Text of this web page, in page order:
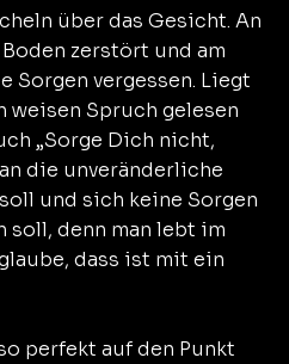
über das Gesicht. An
zerstört und am
Sorgen vergessen. Liegt
weisen Spruch gelesen
„Sorge Dich nicht,
die unveränderliche
und sich keine Sorgen
soll, denn man lebt im
dass ist mit ein
perfekt auf den Punkt